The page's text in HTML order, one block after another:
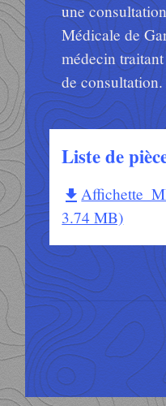
une
Médicale de
médecin
de consultation.
Liste de
file_download
3.74 MB)